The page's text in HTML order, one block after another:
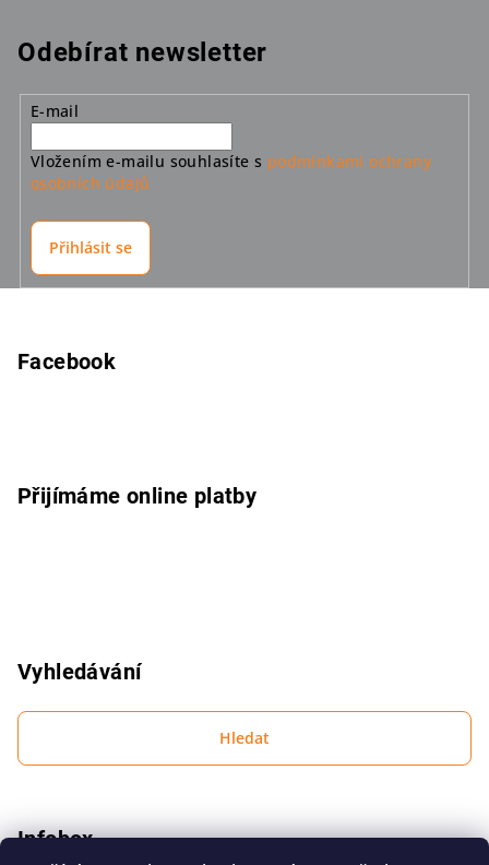
Odebírat newsletter
E-mail
Vložením e-mailu souhlasíte s podmínkami ochrany
osobních údajů
Přihlásit se
Facebook
Přijímáme online platby
Vyhledávání
Hledat
Infobox